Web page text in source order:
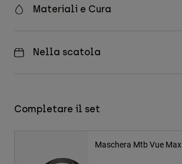
Materiali e Cura
Nella scatola
Completare il set
Maschera Mtb Vue Max